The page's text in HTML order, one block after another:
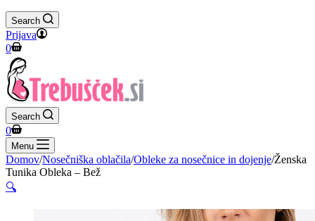
Search
Prijava
Shopping
cart
0
Search
Shopping
cart
0
Menu
Domov/Nosečniška oblačila/Obleke za nosečnice in dojenje/Ženska
Tunika Obleka – Bež
🔍